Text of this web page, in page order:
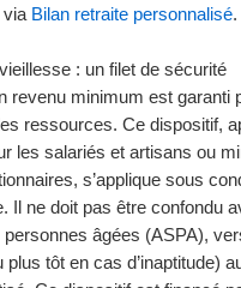
via Bilan retraite personnalisé.
: un filet de sécurité
revenu minimum est garanti
ressources. Ce dispositif,
les salariés et artisans ou
s’applique sous
Il ne doit pas être confondu
âgées (ASPA),
plus tôt en cas d’inaptitude)